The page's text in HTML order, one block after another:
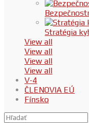
Stratégia
View all
View all
View all
View all
V-4
ČLENOVIA EÚ
Fínsko